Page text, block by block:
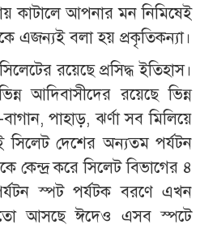
কাটালে আপনার মন নিমিষেই
এজন্যই বলা হয় প্রকৃতিকন্যা।
রয়েছে প্রসিদ্ধ ইতিহাস।
আদিবাসীদের রয়েছে ভিন্ন
পাহাড়, ঝর্ণা সব মিলিয়ে
সিলেট দেশের অন্যতম পর্যটন
কেন্দ্র করে সিলেট বিভাগের ৪
স্পট পর্যটক বরণে এখন
আসছে ঈদেও এসব স্পটে